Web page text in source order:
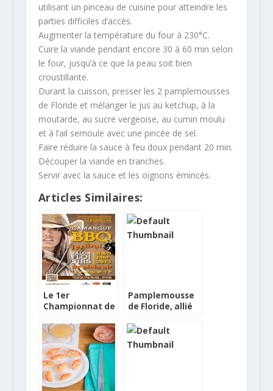
utilisant un pinceau de cuisine pour atteindre les
parties difficiles d’accès.
Augmenter la température du four à 230°C.
Cuire la viande pendant encore 30 à 60 min selon
le four, jusqu’à ce que la peau soit bien
croustillante.
Durant la cuisson, presser les 2 pamplemousses
de Floride et mélanger le jus au ketchup, à la
moutarde, au sucre vergeoise, au cumin moulu
et à l’ail semoule avec une pincée de sel.
Faire réduire la sauce à feu doux pendant 20 min.
Découper la viande en tranches.
Servir avec la sauce et les oignons émincés.
Articles Similaires:
Le 1er
Championnat de
Barbecue
Pamplemousse
de Floride, allié
belles recettes